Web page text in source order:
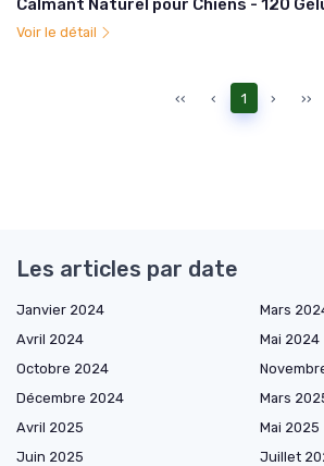
Calmant Naturel pour Chiens - 120
Voir le détail
‹‹ ‹ 1 › ››
Les articles par date
Janvier 2024
Mars
Avril 2024
Mai 2024
Octobre 2024
Décembre 2024
Mars
Avril 2025
Mai 2025
Juin 2025
Juillet